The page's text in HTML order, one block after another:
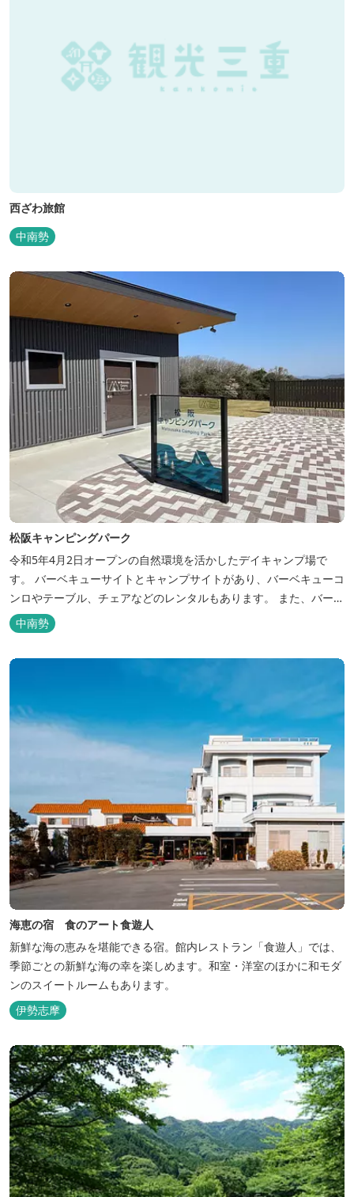
西ざわ旅館
中南勢
松阪キャンピングパーク
令和5年4月2日オープンの自然環境を活かしたデイキャンプ場で
す。 バーベキューサイトとキャンプサイトがあり、バーベキューコ
ンロやテーブル、チェアなどのレンタルもあります。 また、バーベ
キューサイトは屋根があり雨でも利用いただけます！ 皆さん、ぜひ
ご利用ください！
中南勢
海恵の宿 食のアート食遊人
新鮮な海の恵みを堪能できる宿。館内レストラン「食遊人」では、
季節ごとの新鮮な海の幸を楽しめます。和室・洋室のほかに和モダ
ンのスイートルームもあります。
伊勢志摩